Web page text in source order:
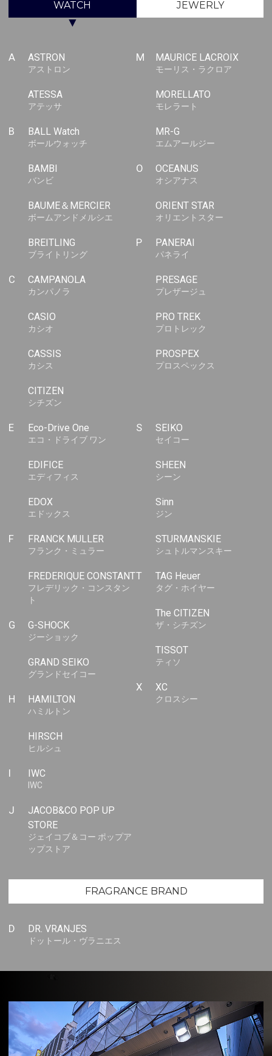
WATCH JEWERLY
▼
A ASTRON
アストロン
ATESSA
アテッサ
B BALL Watch
ボールウォッチ
BAMBI
バンビ
BAUME＆MERCIER
ボームアンドメルシエ
BREITLING
ブライトリング
C CAMPANOLA
カンパノラ
CASIO
カシオ
CASSIS
カシス
CITIZEN
シチズン
E Eco-Drive One
エコ・ドライブ ワン
EDIFICE
エディフィス
EDOX
エドックス
F FRANCK MULLER
フランク・ミュラー
FREDERIQUE CONSTANT
フレデリック・コンスタン
ト
G G-SHOCK
ジーショック
GRAND SEIKO
グランドセイコー
H HAMILTON
ハミルトン
HIRSCH
ヒルシュ
IWC
IWC
J
JACOB&CO POP UP
STORE
ジェイコブ＆コー ポップア
ップストア
M MAURICE LACROIX
モーリス・ラクロア
MORELLATO
モレラート
MR-G
エムアールジー
O OCEANUS
オシアナス
ORIENT STAR
オリエントスター
P PANERAI
パネライ
PRESAGE
プレザージュ
PRO TREK
プロトレック
PROSPEX
プロスペックス
S SEIKO
セイコー
SHEEN
シーン
Sinn
ジン
STURMANSKIE
シュトルマンスキー
T TAG Heuer
タグ・ホイヤー
The CITIZEN
ザ・シチズン
TISSOT
ティソ
X XC
クロスシー
FRAGRANCE BRAND
D DR. VRANJES
ドットール・ヴラニエス